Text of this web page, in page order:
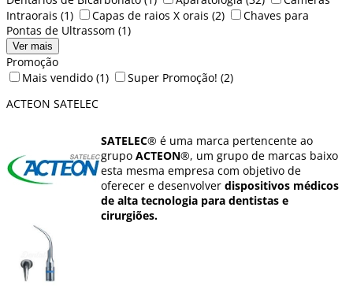
Intraorais (1) Capas de raios X orais (2)
Chaves para
Pontas de Ultrassom (1)
Ver mais
Promoção
Mais vendido (1) Super Promoção! (2)
ACTEON SATELEC
SATELEC® é uma marca pertencente ao
grupo ACTEON®, um grupo de marcas baixo
esta mesma empresa com objetivo de
oferecer e desenvolver dispositivos médicos
de alta tecnologia para dentistas e
cirurgiões.